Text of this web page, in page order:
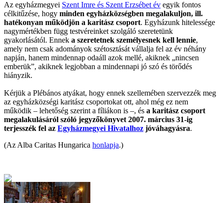
Az egyházmegyei Szent Imre és Szent Erzsébet év egyik fontos
célkitűzése, hogy minden egyházközségben megalakuljon, ill.
hatékonyan működjön a karitász csoport. Egyházunk hitelessége
nagymértékben függ testvéreinket szolgáló szeretetünk
gyakorlásától. Ennek a szeretetnek személyesnek kell lennie,
amely nem csak adományok szétosztását vállalja fel az év néhány
napján, hanem mindennap odaáll azok mellé, akiknek „nincsen
emberük”, akiknek legjobban a mindennapi jó szó és törődés
hiányzik.
Kérjük a Plébános atyákat, hogy ennek szellemében szervezzék meg
az egyházközségi karitász csoportokat ott, ahol még ez nem
működik – lehetőség szerint a fíliákon is –, és a karitász csoport
megalakulásáról szóló jegyzőkönyvet 2007. március 31-ig
terjesszék fel az Egyházmegyei Hivatalhoz jóváhagyásra.
(Az Alba Caritas Hungarica honlapja.)